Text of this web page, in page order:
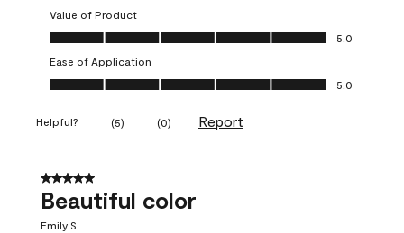
Value of Product
Value of Product, 5.0 out of 5
5.0
Ease of Application
Ease of Application, 5.0 out of 5
5.0
Helpful? (5) (0) Report
5 out of 5 stars.
Beautiful color
Emily S